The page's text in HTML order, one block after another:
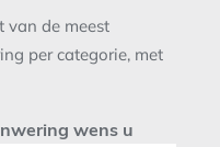
van de meest
per categorie, met
wens u